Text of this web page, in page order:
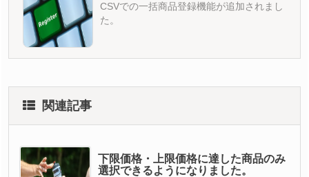
CSVでの一括商品登録機能が追加されまし
た。
関連記事
下限価格・上限価格に達した商品のみ
選択できるようになりました。